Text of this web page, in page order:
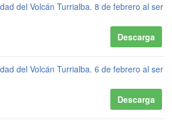
del Volcán Turrialba. 8 de febrero al ser
Descarga
del Volcán Turrialba. 6 de febrero al ser
Descarga